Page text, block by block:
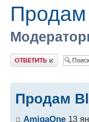
Продам
Ответить
Продам
AmigaOne 13